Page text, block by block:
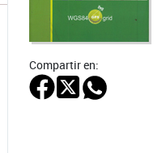
Compartir en: